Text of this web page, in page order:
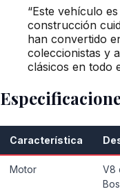
“Este vehículo
construcción
han convertido
coleccionistas y
clásicos en todo
Característica
Motor
V8